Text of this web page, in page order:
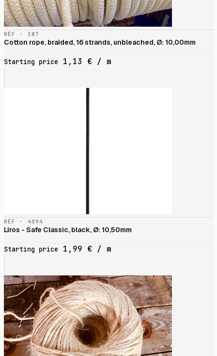
RÉF · 187
Cotton rope, braided, 16 strands, unbleached, Ø: 10,00mm
Starting price 1,13 € / m
RÉF · 4094
Liros - Safe Classic, black, Ø: 10,50mm
Starting price 1,99 € / m